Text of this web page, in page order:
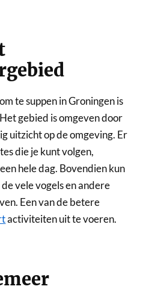
te suppen in Groningen is
gebied is omgeven door
uitzicht op de omgeving. Er
die je kunt volgen,
hele dag. Bovendien kun
vele vogels en andere
Een van de betere
activiteiten uit te voeren.